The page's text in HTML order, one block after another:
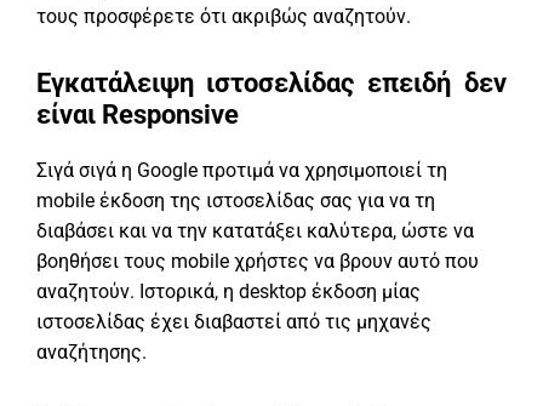
τους προσφέρετε ότι ακριβώς αναζητούν.
Εγκατάλειψη ιστοσελίδας επειδή δεν
είναι Responsive
Σιγά σιγά η Google προτιμά να χρησιμοποιεί τη
mobile έκδοση της ιστοσελίδας σας για να τη
διαβάσει και να την κατατάξει καλύτερα, ώστε να
βοηθήσει τους mobile χρήστες να βρουν αυτό που
αναζητούν. Ιστορικά, η desktop έκδοση μίας
ιστοσελίδας έχει διαβαστεί από τις μηχανές
αναζήτησης.